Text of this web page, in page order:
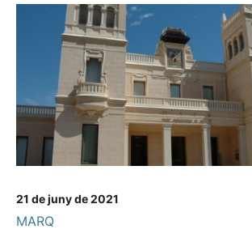
21 de juny de 2021
MARQ